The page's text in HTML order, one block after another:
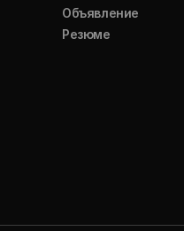
Объявление
Резюме